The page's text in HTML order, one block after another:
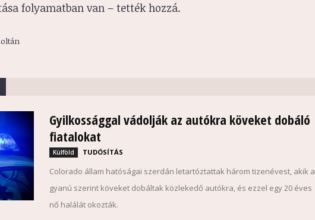
folyamatban van – tették hozzá.
Gyilkossággal vádolják az autókra köveket dobáló
fiatalokat
Külföld TUDÓSÍTÁS
Colorado állam hatóságai szerdán letartóztattak három tizenévest, akik a
gyanú szerint köveket dobáltak közlekedő autókra, és ezzel egy 20 éves
nő halálát okozták.